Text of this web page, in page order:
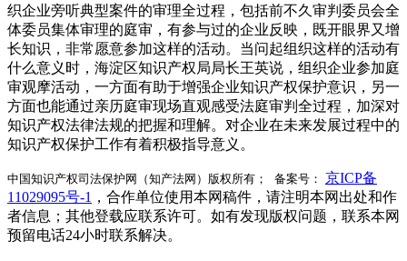
织企业旁听典型案件的审理全过程，包括前不久审判委员会全
体委员集体审理的庭审，有参与过的企业反映，既开眼界又增
长知识，非常愿意参加这样的活动。当问起组织这样的活动有
什么意义时，海淀区知识产权局局长王英说，组织企业参加庭
审观摩活动，一方面有助于增强企业知识产权保护意识，另一
方面也能通过亲历庭审现场直观感受法庭审判全过程，加深对
知识产权法律法规的把握和理解。对企业在未来发展过程中的
知识产权保护工作有着积极指导意义。
中国知识产权司法保护网（知产法网）版权所有； 备案号： 京ICP备
11029095号-1 ，合作单位使用本网稿件，请注明本网出处和作
者信息；其他登载应联系许可。如有发现版权问题，联系本网
预留电话24小时联系解决。